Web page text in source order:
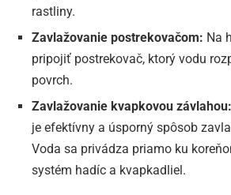
rastliny.
Zavlažovanie postrekovačom: Na
pripojiť postrekovač, ktorý vodu
povrch.
Zavlažovanie kvapkovou závlahou:
je efektívny a úsporný spôsob
Voda sa privádza priamo ku
systém hadíc a kvapkadliel.